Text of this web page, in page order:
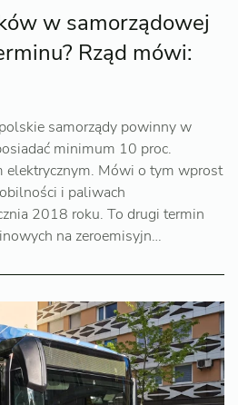
w samorządowej
Rząd mówi:
samorządy powinny w
minimum 10 proc.
elektrycznym. Mówi o tym wprost
i paliwach
2018 roku. To drugi termin
na zeroemisyjn…